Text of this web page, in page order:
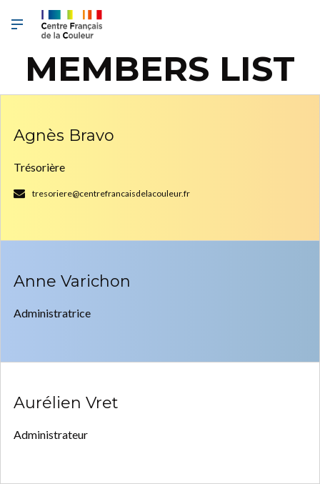
MEMBERS LIST
Agnès Bravo
Trésorière
tresoriere@centrefrancaisdelacouleur.fr
Anne Varichon
Administratrice
Aurélien Vret
Administrateur